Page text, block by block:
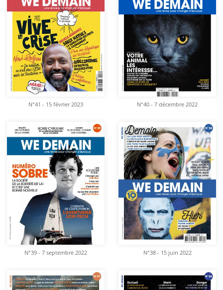
N°41 - 15 février 2023 N°40 - 7 décembre 2022
N°39 - 7 septembre 2022 N°38 - 15 juin 2022